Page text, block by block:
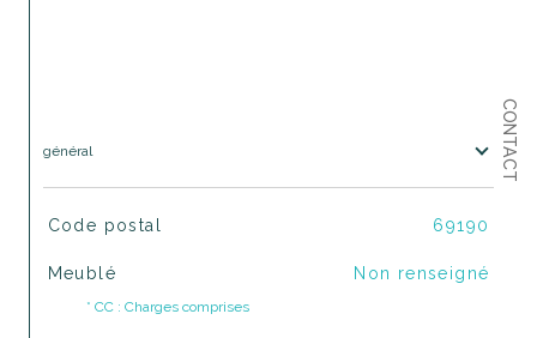
CONTACT
général
TRAD_SIROCCO_Caracteristique
Code postal 69190
Meublé Non renseigné
* CC : Charges comprises